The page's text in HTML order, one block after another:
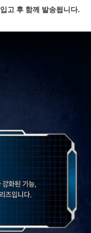
고 후 함께 발송됩니다.